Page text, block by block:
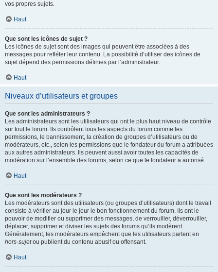
vos propres sujets.
Haut
Que sont les icônes de sujet ?
Les icônes de sujet sont des images qui peuvent être associées à des
messages pour refléter leur contenu. La possibilité d’utiliser des icônes de
sujet dépend des permissions définies par l’administrateur.
Haut
Niveaux d’utilisateurs et groupes
Que sont les administrateurs ?
Les administrateurs sont les utilisateurs qui ont le plus haut niveau de contrôle
sur tout le forum. Ils contrôlent tous les aspects du forum comme les
permissions, le bannissement, la création de groupes d’utilisateurs ou de
modérateurs, etc., selon les permissions que le fondateur du forum a attribuées
aux autres administrateurs. Ils peuvent aussi avoir toutes les capacités de
modération sur l’ensemble des forums, selon ce que le fondateur a autorisé.
Haut
Que sont les modérateurs ?
Les modérateurs sont des utilisateurs (ou groupes d’utilisateurs) dont le travail
consiste à vérifier au jour le jour le bon fonctionnement du forum. Ils ont le
pouvoir de modifier ou supprimer des messages, de verrouiller, déverrouiller,
déplacer, supprimer et diviser les sujets des forums qu’ils modèrent.
Généralement, les modérateurs empêchent que les utilisateurs partent en
hors-sujetou publient du contenu abusif ou offensant.
Haut